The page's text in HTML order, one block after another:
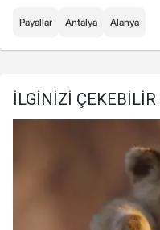
Payallar Antalya Alanya